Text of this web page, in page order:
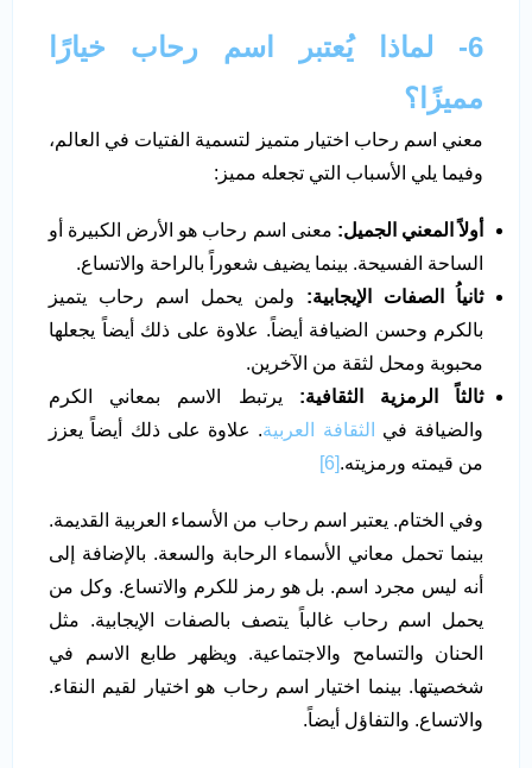
6-
لماذا يُعتبر اسم رحاب خيارًا
مميزًا؟
معني اسم رحاب اختيار متميز لتسمية الفتيات في العالم،
وفيما يلي الأسباب التي تجعله مميز:
أولاً المعني الجميل: معنى اسم رحاب هو الأرض الكبيرة أو
الساحة الفسيحة. بينما يضيف شعوراً بالراحة والاتساع.
ثانياُ الصفات الإيجابية: ولمن يحمل اسم رحاب يتميز
بالكرم وحسن الضيافة أيضاً. علاوة على ذلك أيضاً يجعلها
محبوبة ومحل لثقة من الآخرين.
ثالثاً الرمزية الثقافية: يرتبط الاسم بمعاني الكرم
والضيافة في الثقافة العربية. علاوة على ذلك أيضاً يعزز
من قيمته ورمزيته.[6]
وفي الختام. يعتبر اسم رحاب من الأسماء العربية القديمة.
بينما تحمل معاني الأسماء الرحابة والسعة. بالإضافة إلى
أنه ليس مجرد اسم. بل هو رمز للكرم والاتساع. وكل من
يحمل اسم رحاب غالباً يتصف بالصفات الإيجابية. مثل
الحنان والتسامح والاجتماعية. ويظهر طابع الاسم في
شخصيتها. بينما اختيار اسم رحاب هو اختيار لقيم النقاء.
والاتساع. والتفاؤل أيضاً.